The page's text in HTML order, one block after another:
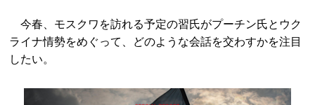
今春、モスクワを訪れる予定の習氏がプーチン氏とウク
ライナ情勢をめぐって、どのような会話を交わすかを注目
したい。